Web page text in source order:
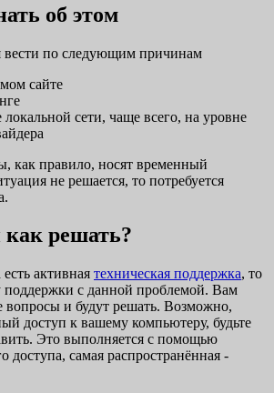
об этом
вести по следующим причинам
сайте
сети, чаще всего, на уровне
как правило, носят временный
не решается, то потребуется
как решать?
активная техническая поддержка, то
поддержки с данной проблемой. Вам
вопросы и будут решать. Возможно,
доступ к вашему компьютеру, будьте
Это выполняется с помощью
доступа, самая распространённая -